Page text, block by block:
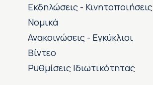
Εκδηλώσεις - Κινητοποιήσεις
Νομικά
Ανακοινώσεις - Εγκύκλιοι
Βίντεο
Ρυθμίσεις Ιδιωτικότητας